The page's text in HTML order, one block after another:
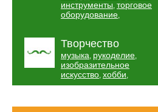
инструменты, торговое
оборудование,
Творчество
музыка, рукоделие,
изобразительное
искусство, хобби,